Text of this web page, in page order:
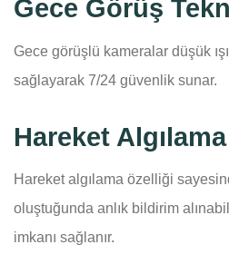
Gece Görüş
Gece görüşlü kameralar düşük
sağlayarak 7/24 güvenlik sunar.
Hareket
Hareket algılama özelliği
oluştuğunda anlık bildirim
imkanı sağlanır.